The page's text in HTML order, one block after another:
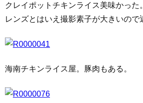
クレイポットチキンライス美味かった
レンズとはいえ撮影素子が大きいので
海南チキンライス屋。豚肉もある。